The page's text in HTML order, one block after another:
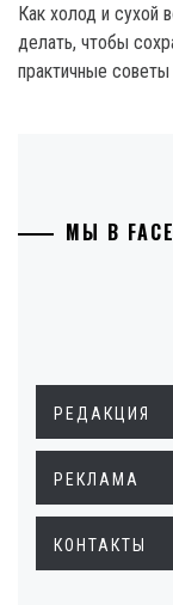
Как холод и сухой
делать, чтобы
практичные советы
МЫ В
РЕДАКЦИЯ
РЕКЛАМА
КОНТАКТЫ